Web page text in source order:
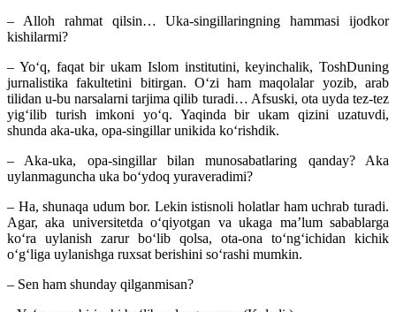
– Alloh rahmat qilsin… Uka-singillaringning hammasi ijodkor
kishilarmi?
– Yoʻq, faqat bir ukam Islom institutini, keyinchalik, ToshDuning
jurnalistika fakultetini bitirgan. Oʻzi ham maqolalar yozib, arab
tilidan u-bu narsalarni tarjima qilib turadi… Afsuski, ota uyda tez-tez
yigʻilib turish imkoni yoʻq. Yaqinda bir ukam qizini uzatuvdi,
shunda aka-uka, opa-singillar unikida koʻrishdik.
– Aka-uka, opa-singillar bilan munosabatlaring qanday? Aka
uylanmaguncha uka boʻydoq yuraveradimi?
– Ha, shunaqa udum bor. Lekin istisnoli holatlar ham uchrab turadi.
Agar, aka universitetda oʻqiyotgan va ukaga maʼlum sabablarga
koʻra uylanish zarur boʻlib qolsa, ota-ona toʻngʻichidan kichik
oʻgʻliga uylanishga ruxsat berishini soʻrashi mumkin.
– Sen ham shunday qilganmisan?